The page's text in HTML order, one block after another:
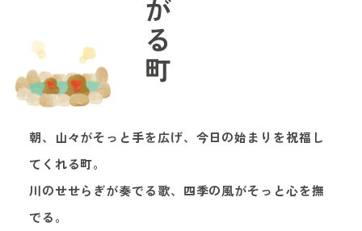
朝、山々がそっと手を広げ、今日の始まりを祝福し
てくれる町。
川のせせらぎが奏でる歌、四季の風がそっと心を撫
でる。